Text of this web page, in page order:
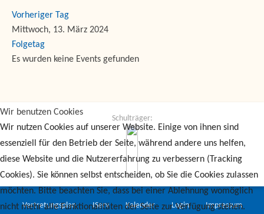
Vorheriger Tag
Mittwoch, 13. März 2024
Folgetag
Es wurden keine Events gefunden
Schulträger:
Vertretungsplan IServ Kalender Login Impressum
Wir benutzen Cookies
Wir nutzen Cookies auf unserer Website. Einige von ihnen sind
essenziell für den Betrieb der Seite, während andere uns helfen,
diese Website und die Nutzererfahrung zu verbessern (Tracking
Cookies). Sie können selbst entscheiden, ob Sie die Cookies zulassen
möchten. Bitte beachten Sie, dass bei einer Ablehnung womöglich
nicht mehr alle Funktionalitäten der Seite zur Verfügung stehen.